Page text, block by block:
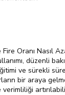
Oranı Nasıl
düzenli
ve sürekli
bir araya